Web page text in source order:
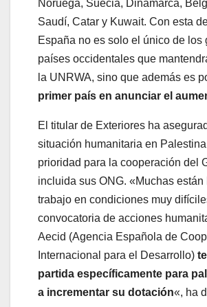
Noruega, Suecia, Dinamarca,
Saudí, Catar y Kuwait. Con esta
España no es solo el único de los
países occidentales que
la UNRWA, sino que además es
primer país en anunciar el
El titular de Exteriores ha
situación humanitaria en
prioridad para la cooperación del
incluida sus ONG. «Muchas están
trabajo en condiciones muy
convocatoria de acciones
Aecid (Agencia Española de
Internacional para el Desarrollo)
partida específicamente para
a incrementar su dotación«, ha